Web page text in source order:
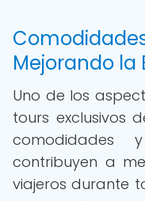
Mejorando la
Uno de los
tours exclusivos
contribuyen a
viajeros durante